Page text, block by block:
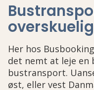
Her hos
det nemt at leje en
bustransport.
øst, eller vest